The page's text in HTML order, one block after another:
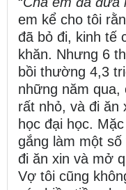
em kể cho tôi
đã bỏ đi, kinh tế
khăn. Nhưng 6
bồi thường 4,3
những năm qua,
rất nhỏ, và đi ăn
học đại học.
gắng làm một
đi ăn xin và mở
Vợ tôi cũng